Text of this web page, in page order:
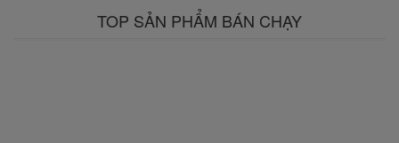
TOP SẢN PHẨM BÁN CHẠY